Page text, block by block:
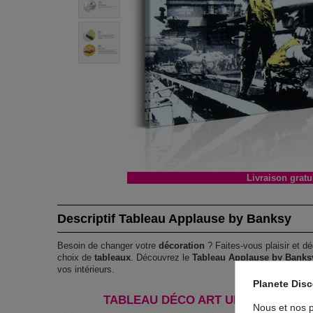
Livraison
Descriptif Tableau Applause by Banksy
Besoin de changer votredécoration ? Faites-vous plaisir et
choix detableaux . Découvrez leTableau Applause by
vos intérieurs.
TABLEAU DÉCO ART URBAIN
Planete
Nous et nos